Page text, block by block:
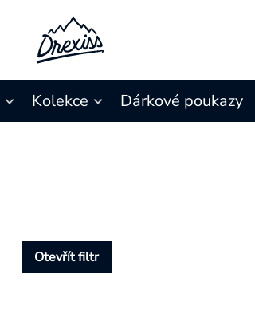
Kolekce Dárkové poukazy
Otevřít filtr